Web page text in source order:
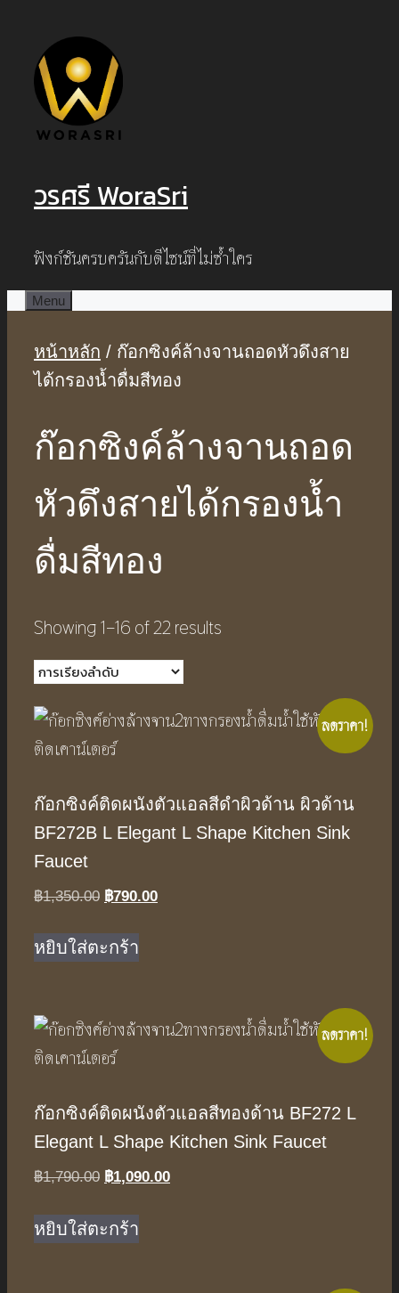
content
วรศรี WoraSri
ฟังก์ชันครบครันกับดีไซน์ที่ไม่ซ้ำใคร
Menu
หน้าหลัก / ก๊อกซิงค์ล้างจานถอดหัวดึงสาย
ได้กรองน้ำดื่มสีทอง
ก๊อกซิงค์ล้างจานถอด
หัวดึงสายได้กรองน้ำ
ดื่มสีทอง
Showing 1–16 of 22 results
ลดราคา!
ก๊อกซิงค์ติดผนังตัวแอลสีดำผิวด้าน ผิวด้าน
BF272B L Elegant L Shape Kitchen Sink
Faucet
฿1,350.00 Original
was:
฿1,350.00.
฿790.00Current
หยิบใส่ตะกร้า
ลดราคา!
ก๊อกซิงค์ติดผนังตัวแอลสีทองด้าน BF272 L
Elegant L Shape Kitchen Sink Faucet
฿1,790.00 Original
was:
฿1,790.00.
฿1,090.00Current
หยิบใส่ตะกร้า